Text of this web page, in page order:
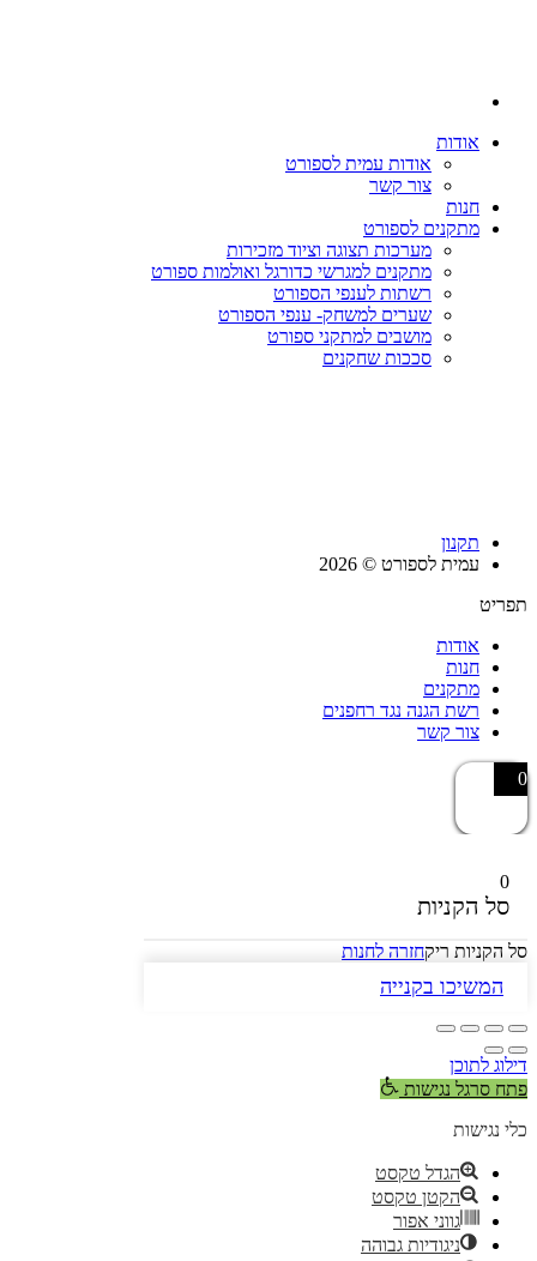
אודות
אודות עמית לספורט
צור קשר
חנות
מתקנים לספורט
מערכות תצוגה וציוד מזכירות
מתקנים למגרשי כדורגל ואולמות ספורט
רשתות לענפי הספורט
שערים למשחק- ענפי הספורט
מושבים למתקני ספורט
סככות שחקנים
תקנון
עמית לספורט © 2026
תפריט
אודות
חנות
מתקנים
רשת הגנה נגד רחפנים
צור קשר
0
0
סל הקניות
סל הקניות ריקחזרה לחנות
המשיכו בקנייה
דילוג לתוכן
פתח סרגל נגישות
כלי נגישות
הגדל טקסט
הקטן טקסט
גווני אפור
ניגודיות גבוהה